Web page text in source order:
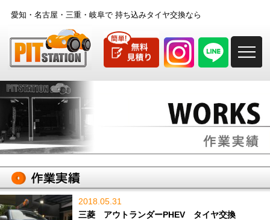
愛知・名古屋・三重・岐阜で持ち込みタイヤ交換なら
2018.05.31
三菱 アウトランダーPHEV タイヤ交換